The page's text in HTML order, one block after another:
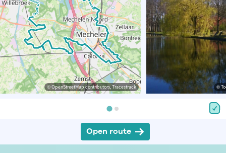
© OpenStreetMap contributors, Tracestrack ©
Open route